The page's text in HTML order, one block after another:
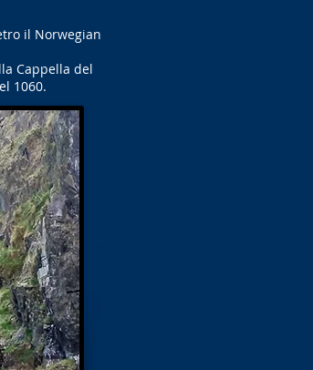
il Norwegian
Cappella del
1060.